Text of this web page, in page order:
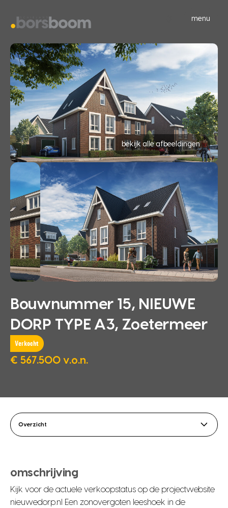
menu
bekijk alle afbeeldingen
Bouwnummer 15, NIEUWE
DORP TYPE A3, Zoetermeer
Verkocht
€ 567.500 v.o.n.
Overzicht
omschrijving
Kijk voor de actuele verkoopstatus op de projectwebsite
nieuwedorp.nl Een zonovergoten leeshoek in de